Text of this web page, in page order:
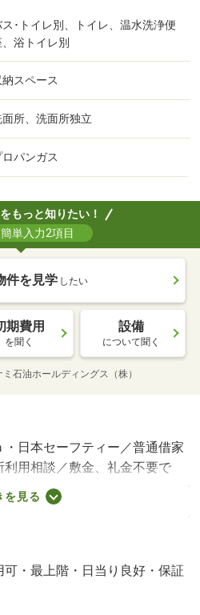
ス･トイレ別、トイレ、温水洗浄便
、浴トイレ別
納スペース
面所、洗面所独立
ロパンガス
もっと知りたい！
単入力2項目
件を見学 したい
期費用
を聞く
設備
について聞く
ミ石油ホールディングス（株）
日本セーフティー／普通借家
利用相談／敷金、礼金不要で
内覧可能です！／バストイレ
水洗浄便座／脱衣所／洗面所
プロパンガス／洗面所に窓／
（スーパー）まで５４８ｍ／
で９７４ｍ／セイコーマート
を見る
・最上階・日当り良好・保証